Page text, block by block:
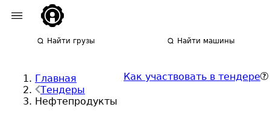
Найти грузы Найти машины
Главная
Тендеры
Нефтепродукты
Как участвовать в тендере